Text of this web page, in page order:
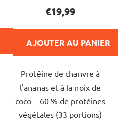
du
produit
de
sur
5
étoiles.
€19,99
AJOUTER AU PANIER
Protéine de chanvre à
l'ananas et à la noix de
coco – 60 % de protéines
végétales (33 portions)